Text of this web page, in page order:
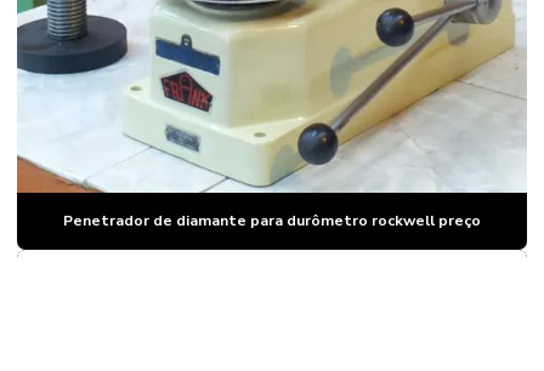
Durômetro portatil poldi
Durômetro portatil preço
Durômetro portatil rockwell
Durômetro portatil webster
Durômetro rockwell
Penetrador de diamante para durômetro rockwell preço